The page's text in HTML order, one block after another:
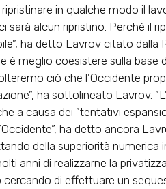
in qualche modo il
sarà alcun ripristino. Perché il
ha detto Lavrov citato dalla
è meglio coesistere sulla base
ciò che l’Occidente
ha sottolineato Lavrov.
a causa dei ”tentativi
ha detto ancora
della superiorità numerica
anni di realizzarne la
di effettuare un